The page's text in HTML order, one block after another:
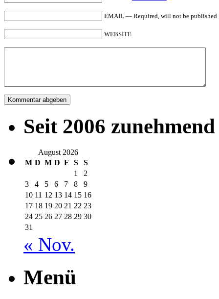
EMAIL — Required, will not be published
WEBSITE
Seit 2006
August 2026
M D M D F S
S
1
2
3
4 5 6 7 8
9
10 11 12 13 14 15 16
17 18 19 20 21 22 23
24 25 26 27 28 29 30
31
« Nov.
Menü